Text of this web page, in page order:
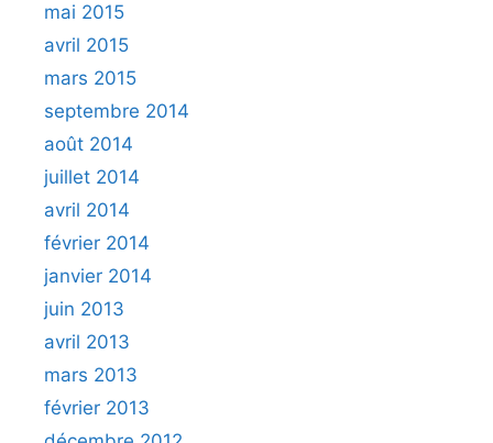
mai 2015
avril 2015
mars 2015
septembre 2014
août 2014
juillet 2014
avril 2014
février 2014
janvier 2014
juin 2013
avril 2013
mars 2013
février 2013